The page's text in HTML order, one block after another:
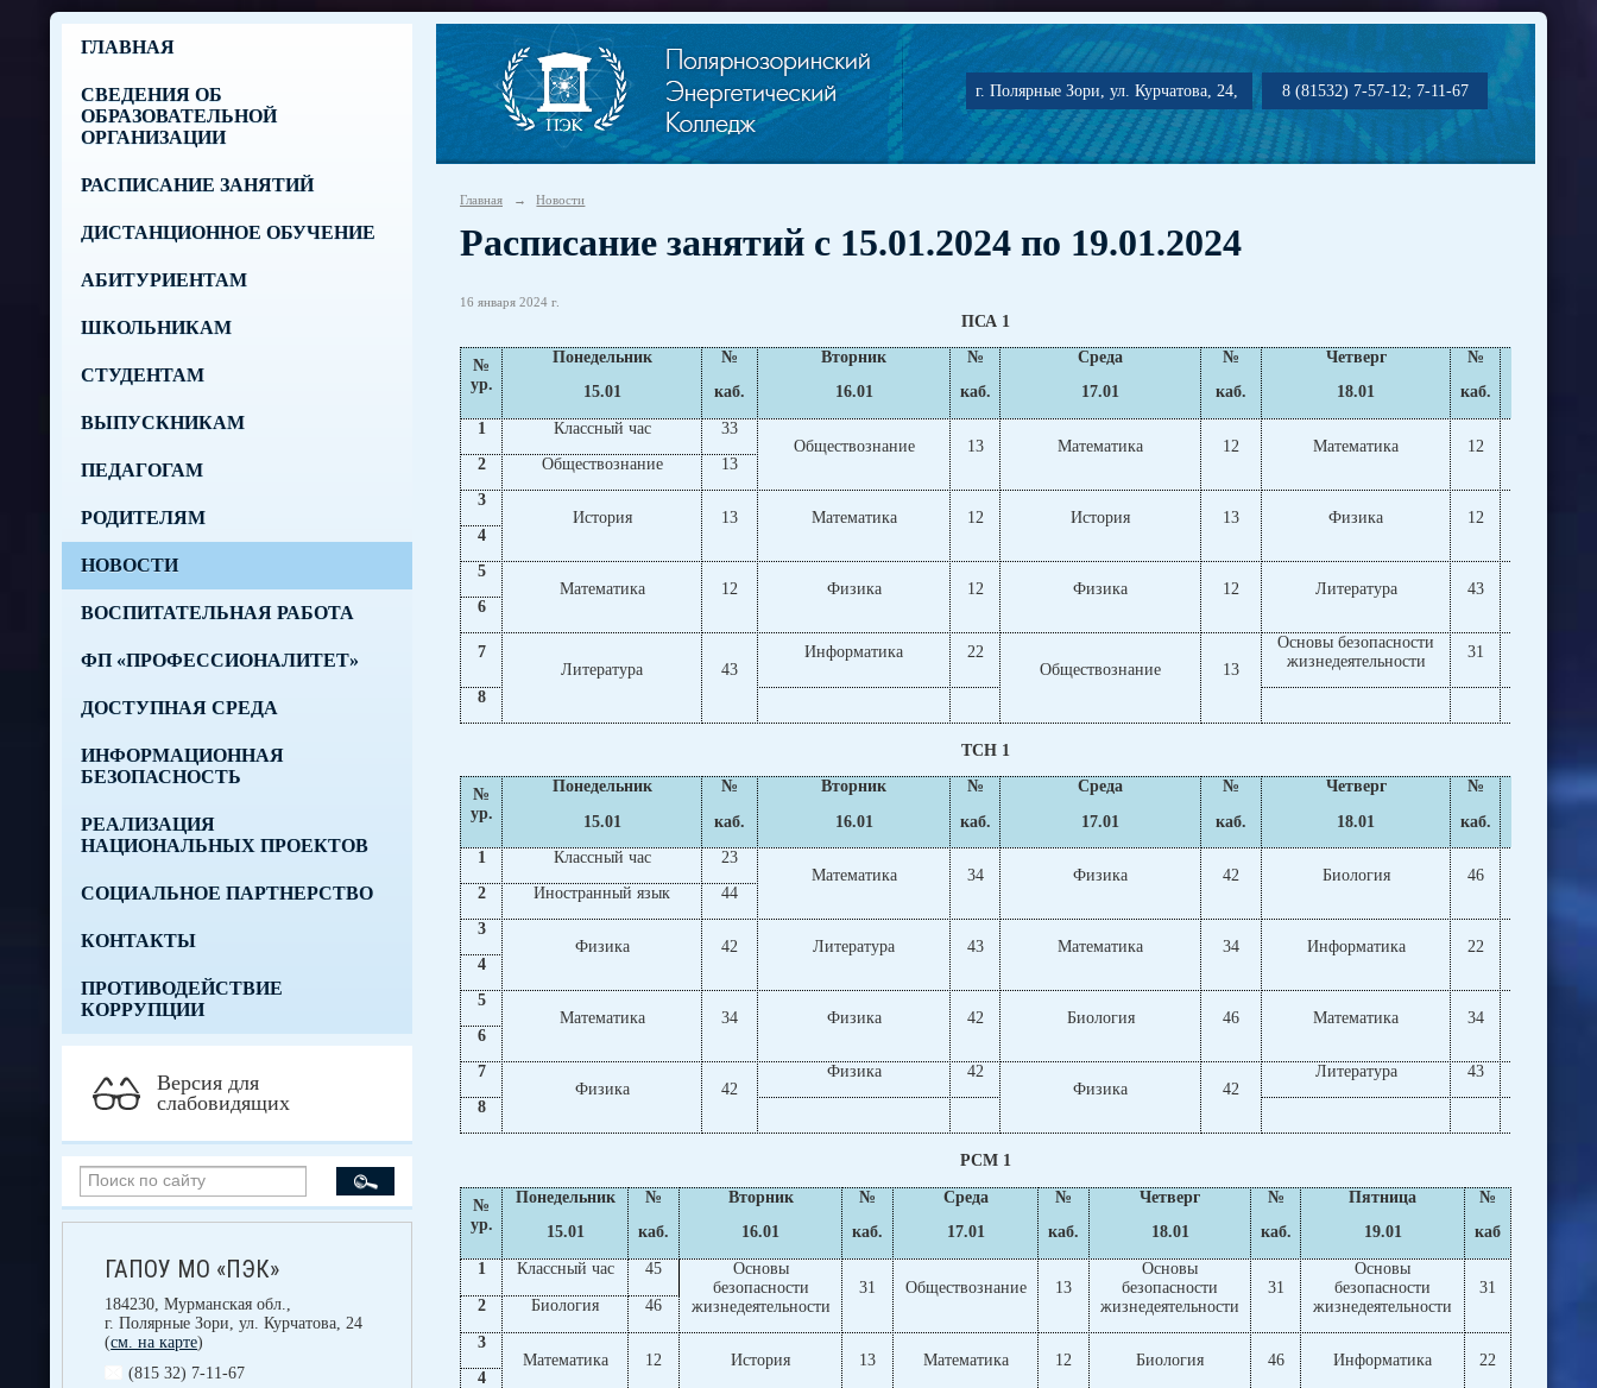
ГЛАВНАЯ
СВЕДЕНИЯ ОБ
ОБРАЗОВАТЕЛЬНОЙ
ОРГАНИЗАЦИИ
РАСПИСАНИЕ ЗАНЯТИЙ
ДИСТАНЦИОННОЕ ОБУЧЕНИЕ
АБИТУРИЕНТАМ
ШКОЛЬНИКАМ
СТУДЕНТАМ
ВЫПУСКНИКАМ
ПЕДАГОГАМ
РОДИТЕЛЯМ
НОВОСТИ
ВОСПИТАТЕЛЬНАЯ РАБОТА
ФП «ПРОФЕССИОНАЛИТЕТ»
ДОСТУПНАЯ СРЕДА
ИНФОРМАЦИОННАЯ
БЕЗОПАСНОСТЬ
РЕАЛИЗАЦИЯ
НАЦИОНАЛЬНЫХ ПРОЕКТОВ
СОЦИАЛЬНОЕ ПАРТНЕРСТВО
КОНТАКТЫ
ПРОТИВОДЕЙСТВИЕ
КОРРУПЦИИ
Версия для
слабовидящих
ГАПОУ МО «ПЭК»
184230, Мурманская обл.,
г. Полярные Зори, ул. Курчатова, 24
(см. на карте)
(815 32) 7-11-67
г. Полярные Зори, ул. Курчатова, 24, 8 (81532) 7-57-12; 7-11-67
Главная → Новости
Расписание занятий с 15.01.2024 по 19.01.2024
16 января 2024 г.
ПСА 1
№
ур.
Понедельник
15.01
№
каб.
Вторник
16.01
№
каб.
Среда
17.01
№
каб.
Четверг
18.01
№
каб.
1 Классный час
33
Обществознание
13 Математика 12 Математика 12
2
Обществознание
13
3
История
13 Математика 12 История 13 Физика 12
4
5
Математика
12 Физика 12 Физика 12 Литература 43
6
7
Литература
43
Информатика
22
Обществознание
13
Основы безопасности
жизнедеятельности
31
8
ТСН 1
№
ур.
Понедельник
15.01
№
каб.
Вторник
16.01
№
каб.
Среда
17.01
№
каб.
Четверг
18.01
№
каб.
1 Классный час
23
Математика
34 Физика 42 Биология 46
2
Иностранный язык
44
3
Физика
42 Литература 43 Математика 34 Информатика 22
4
5
Математика
34 Физика 42 Биология 46 Математика 34
6
7
Физика
42
Физика
42
Физика
42
Литература 43
8
РСМ 1
№
ур.
Понедельник
15.01
№
каб.
Вторник
16.01
№
каб.
Среда
17.01
№
каб.
Четверг
18.01
№
каб.
Пятница
19.01
№
каб
1 Классный час 45
Основы
безопасности
жизнедеятельности
31 Обществознание 13
Основы
безопасности
жизнедеятельности
31
Основы
безопасности
жизнедеятельности
31
2
Биология 46
3
Математика
12 История 13 Математика 12 Биология 46 Информатика
22
4